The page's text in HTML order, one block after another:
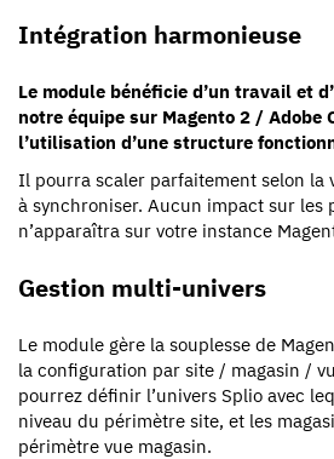
Intégration harmonieuse
Le module bénéficie d’un travail et
notre équipe sur Magento 2 / Adobe
l’utilisation d’une structure
Il pourra scaler parfaitement selon la
à synchroniser. Aucun impact sur les
n’apparaîtra sur votre instance
Gestion multi-univers
Le module gère la souplesse de
la configuration par site / magasin /
pourrez définir l’univers Splio avec
niveau du périmètre site, et les
périmètre vue magasin.